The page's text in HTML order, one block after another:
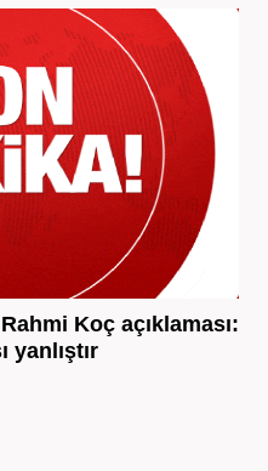
Koç açıklaması:
yanlıştır